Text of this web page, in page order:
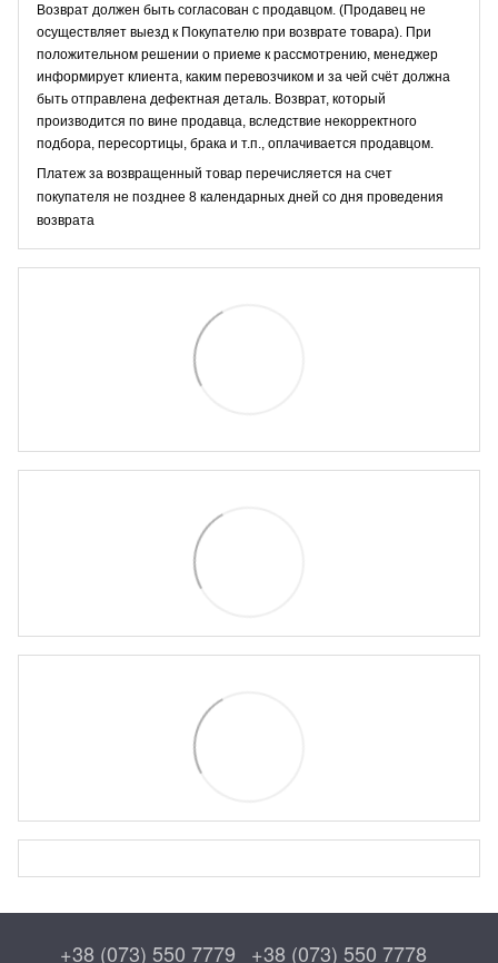
Возврат должен быть согласован с продавцом. (Продавец не
осуществляет выезд к Покупателю при возврате товара). При
положительном решении о приеме к рассмотрению, менеджер
информирует клиента, каким перевозчиком и за чей счёт должна
быть отправлена дефектная деталь. Возврат, который
производится по вине продавца, вследствие некорректного
подбора, пересортицы, брака и т.п., оплачивается продавцом.
Платеж за возвращенный товар перечисляется на счет
покупателя не позднее 8 календарных дней со дня проведения
возврата
+38 (073) 550 7779 +38 (073) 550 7778